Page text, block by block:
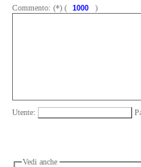
Commento: (*) (
)
Utente:
Vedi anche